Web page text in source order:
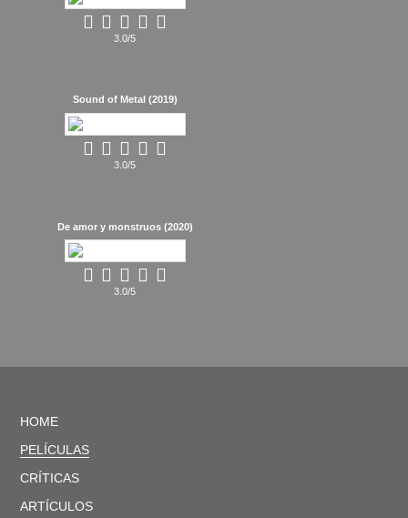
3.0/5
Sound of Metal (2019)
3.0/5
De amor y monstruos (2020)
3.0/5
HOME
PELÍCULAS
CRÍTICAS
ARTÍCULOS